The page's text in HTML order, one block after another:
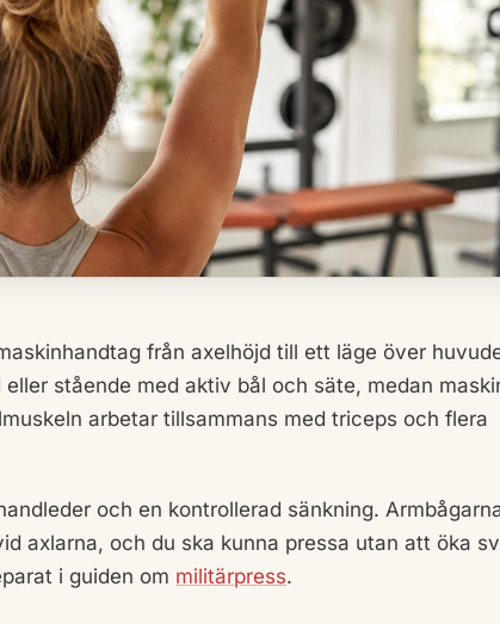
från axelhöjd till ett läge över
stående med aktiv bål och säte, medan
arbetar tillsammans med triceps och flera
och en kontrollerad sänkning.
axlarna, och du ska kunna pressa utan att öka
i guiden om militärpress.